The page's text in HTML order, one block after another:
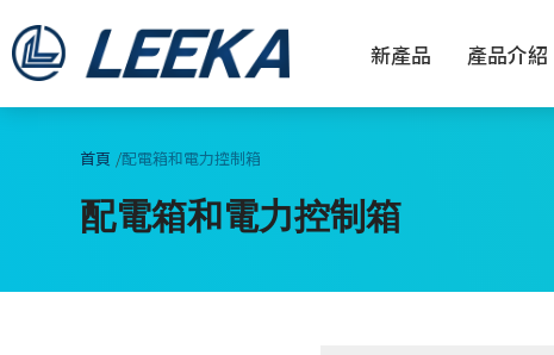
新產品 產品介紹
首頁 配電箱和電力控制箱
配電箱和電力控制箱